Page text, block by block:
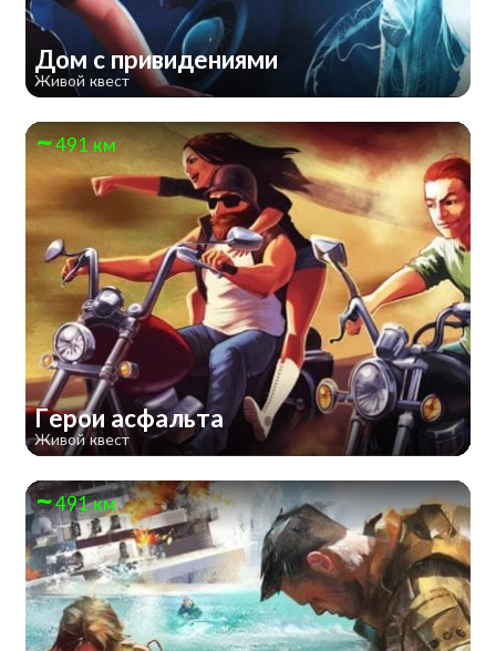
Дом с привидениями
Живой квест
491 км
Герои асфальта
Живой квест
491 км